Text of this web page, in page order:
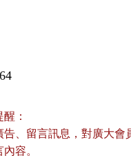
：
、留言訊息，對廣大
容。